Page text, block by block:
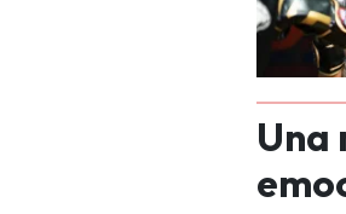
Una